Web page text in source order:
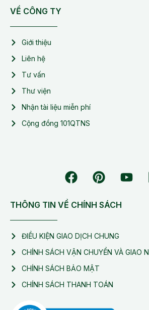
VỀ CÔNG TY
Giới thiệu
Liên hệ
Tư vấn
Thư viện
Nhận tài liệu miễn phí
Cộng đồng 101QTNS
THÔNG TIN VỀ CHÍNH SÁCH
ĐIỀU KIỆN GIAO DỊCH CHUNG
CHÍNH SÁCH VẬN CHUYỂN VÀ GIAO
CHÍNH SÁCH BẢO MẬT
CHÍNH SÁCH THANH TOÁN